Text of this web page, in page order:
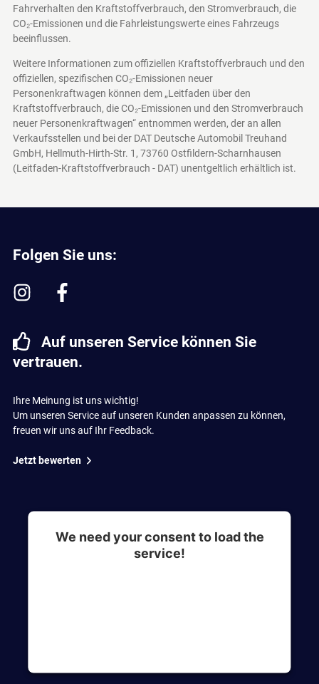
Fahrverhalten den Kraftstoffverbrauch, den Stromverbrauch, die
CO₂-Emissionen und die Fahrleistungswerte eines Fahrzeugs
beeinflussen.
Weitere Informationen zum offiziellen Kraftstoffverbrauch und den
offiziellen, spezifischen CO₂-Emissionen neuer
Personenkraftwagen können dem „Leitfaden über den
Kraftstoffverbrauch, die CO₂-Emissionen und den Stromverbrauch
neuer Personenkraftwagen“ entnommen werden, der an allen
Verkaufsstellen und bei der DAT Deutsche Automobil Treuhand
GmbH, Hellmuth-Hirth-Str. 1, 73760 Ostfildern-Scharnhausen
(Leitfaden-Kraftstoffverbrauch - DAT) unentgeltlich erhältlich ist.
Folgen Sie uns:
Auf unseren Service können Sie
vertrauen.
Ihre Meinung ist uns wichtig!
Um unseren Service auf unseren Kunden anpassen zu können,
freuen wir uns auf Ihr Feedback.
Jetzt bewerten
We need your consent to load the
service!